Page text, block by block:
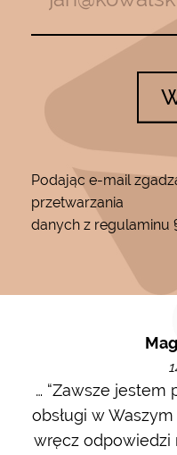
Podając e-mail
przetwarzania
danych z regulaminu
… “Zawsze
obsługi w
wręcz odpowiedzi